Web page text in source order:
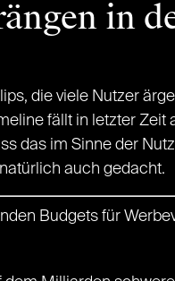
in
die viele Nutzer
fällt in letzter Zeit
das im Sinne der
auch gedacht.
Budgets für